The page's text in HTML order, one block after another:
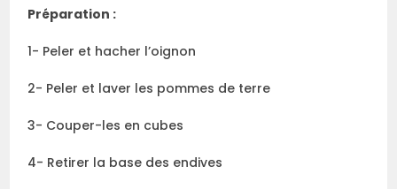
Préparation :
1- Peler et hacher l’oignon
2- Peler et laver les pommes de terre
3- Couper-les en cubes
4- Retirer la base des endives